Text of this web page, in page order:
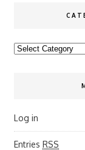
Categories
Log in
Entries RSS